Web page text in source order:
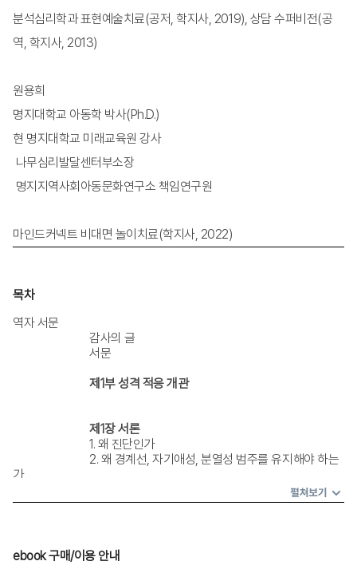
분석심리학과 표현예술치료(공저, 학지사, 2019), 상담 수퍼비전(공
역, 학지사, 2013)
원용희
명지대학교 아동학 박사(Ph.D.)
현 명지대학교 미래교육원 강사
나무심리발달센터부소장
명지지역사회아동문화연구소 책임연구원
마인드커넥트 비대면 놀이치료(학지사, 2022)
목차
역자 서문
			감사의 글
			서문
제1부 성격 적응 개관
제1장 서론
			1. 왜 진단인가
가
			4. 대인관계 게슈탈트
펼쳐보기
ebook 구매/이용 안내